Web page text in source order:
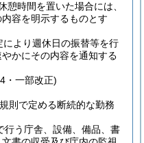
憩時間を置いた場合には、
容を明示するものとす
により週休日の振替等を行
かにその内容を通知する
・一部改正)
則で定める断続的な勤務
行う庁舎、設備、備品、書